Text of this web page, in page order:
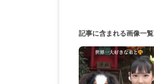
記事に含まれる画像一覧